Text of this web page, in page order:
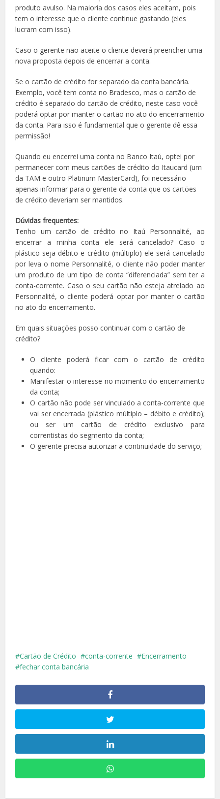
produto avulso. Na maioria dos casos eles aceitam, pois
tem o interesse que o cliente continue gastando (eles
lucram com isso).
Caso o gerente não aceite o cliente deverá preencher uma
nova proposta depois de encerrar a conta.
Se o cartão de crédito for separado da conta bancária.
Exemplo, você tem conta no Bradesco, mas o cartão de
crédito é separado do cartão de crédito, neste caso você
poderá optar por manter o cartão no ato do encerramento
da conta. Para isso é fundamental que o gerente dê essa
permissão!
Quando eu encerrei uma conta no Banco Itaú, optei por
permanecer com meus cartões de crédito do Itaucard (um
da TAM e outro Platinum MasterCard), foi necessário
apenas informar para o gerente da conta que os cartões
de crédito deveriam ser mantidos.
Dúvidas frequentes:
Tenho um cartão de crédito no Itaú Personnalité, ao
encerrar a minha conta ele será cancelado? Caso o
plástico seja débito e crédito (múltiplo) ele será cancelado
por leva o nome Personnalité, o cliente não poder manter
um produto de um tipo de conta “diferenciada” sem ter a
conta-corrente. Caso o seu cartão não esteja atrelado ao
Personnalité, o cliente poderá optar por manter o cartão
no ato do encerramento.
Em quais situações posso continuar com o cartão de
crédito?
O cliente poderá ficar com o cartão de crédito
quando:
Manifestar o interesse no momento do encerramento
da conta;
O cartão não pode ser vinculado a conta-corrente que
vai ser encerrada (plástico múltiplo – débito e crédito);
ou ser um cartão de crédito exclusivo para
correntistas do segmento da conta;
O gerente precisa autorizar a continuidade do serviço;
Cartão de Crédito conta-corrente
Encerramento
fechar conta bancária